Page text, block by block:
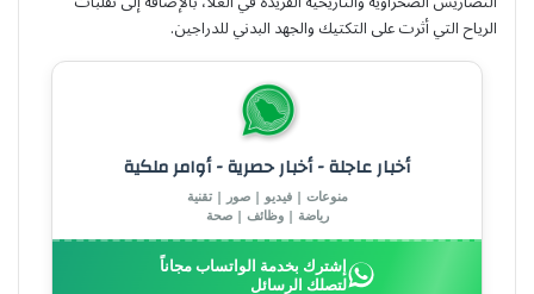
الرياح التي أثرت على التكتيك والجهد البدني للدراجين.
أخبار عاجلة - أخبار حصرية - أوامر ملكية
منوعات | فيديو | صور | تقنية
رياضة | وظائف | صحة
إشترك بخدمة الواتساب مجاناً
لتصلك الرسائل